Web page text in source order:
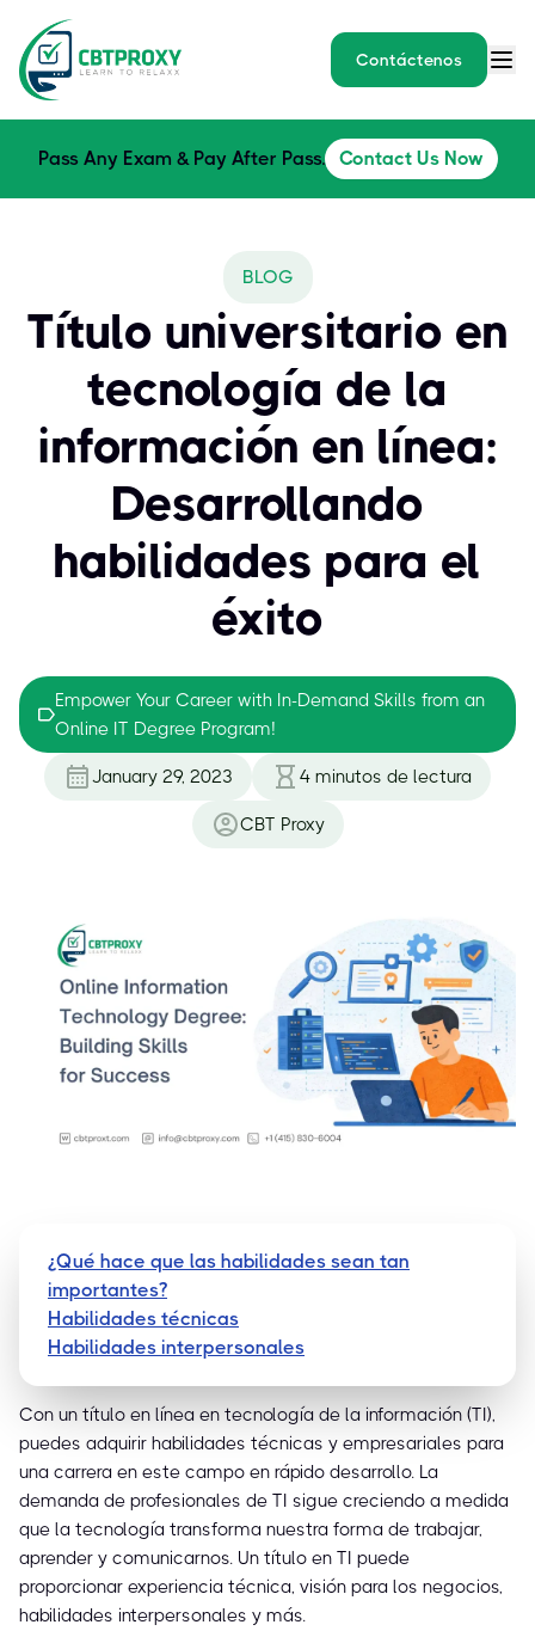
Contáctenos
Pass Any Exam & Pay After Pass. Contact Us Now
BLOG
Título universitario en
tecnología de la
información en línea:
Desarrollando
habilidades para el
éxito
Empower Your Career with In-Demand Skills from an
Online IT Degree Program!
January 29, 2023 4 minutos de lectura
CBT Proxy
¿Qué hace que las habilidades sean tan
importantes?
Habilidades técnicas
Habilidades interpersonales
Con un título en línea en tecnología de la información (TI),
puedes adquirir habilidades técnicas y empresariales para
una carrera en este campo en rápido desarrollo. La
demanda de profesionales de TI sigue creciendo a medida
que la tecnología transforma nuestra forma de trabajar,
aprender y comunicarnos. Un título en TI puede
proporcionar experiencia técnica, visión para los negocios,
habilidades interpersonales y más.